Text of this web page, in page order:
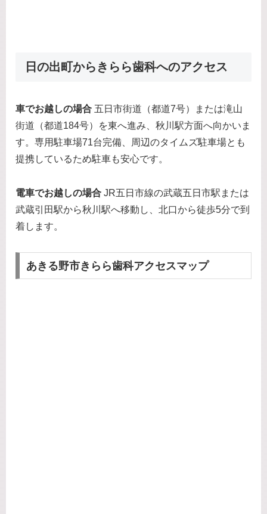
日の出町からきらら歯科へのアクセス
車でお越しの場合 五日市街道（都道7号）または滝山
街道（都道184号）を東へ進み、秋川駅方面へ向かいま
す。専用駐車場71台完備、周辺のタイムズ駐車場とも
提携しているため駐車も安心です。
電車でお越しの場合 JR五日市線の武蔵五日市駅または
武蔵引田駅から秋川駅へ移動し、北口から徒歩5分で到
着します。
あきる野市きらら歯科アクセスマップ